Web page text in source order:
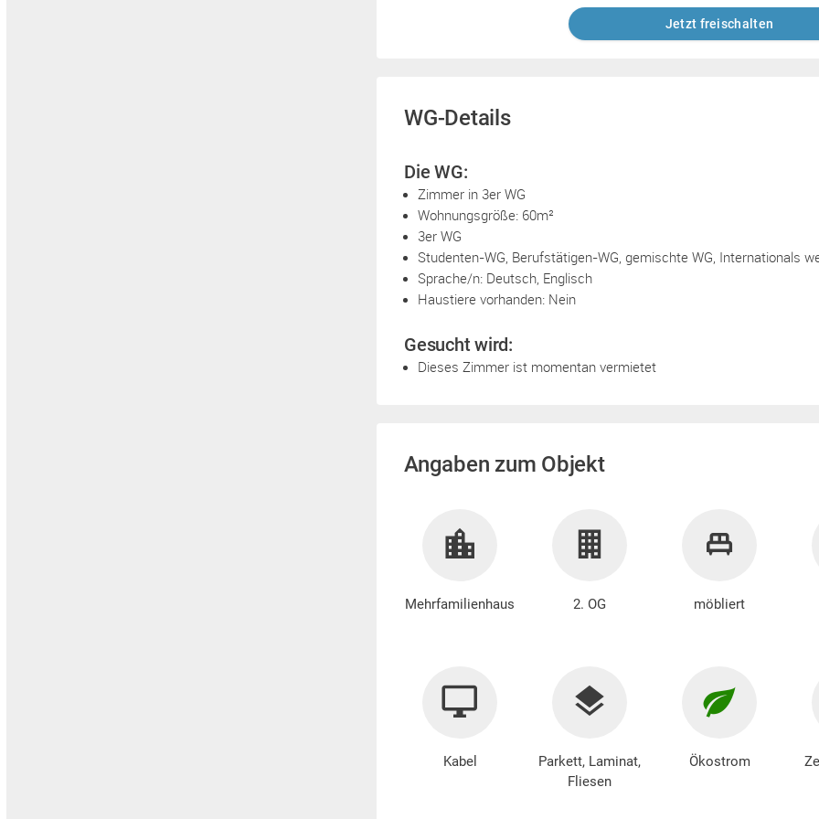
Jetzt freischalten
WG-Details
Die WG:
Zimmer in 3er WG
Wohnungsgröße: 60m²
3er WG
Studenten-WG, Berufstätigen-WG, gemischte WG, Internationals
Sprache/n: Deutsch, Englisch
Haustiere vorhanden: Nein
Gesucht wird:
Dieses Zimmer ist momentan vermietet
Angaben zum Objekt
Mehrfamilienhaus 2. OG möbliert
Kabel
Parkett, Laminat,
Fliesen
Ökostrom